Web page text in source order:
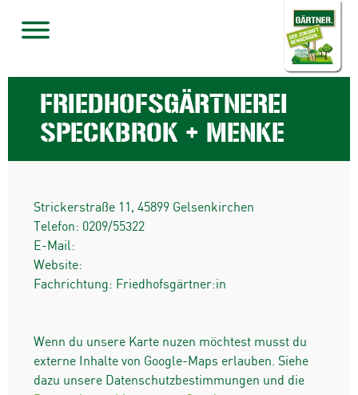
FRIEDHOFSGÄRTNEREI
SPECKBROK + MENKE
Strickerstraße 11 , 45899 Gelsenkirchen
Telefon: 0209/55322
E-Mail:
Website:
Fachrichtung: Friedhofsgärtner:in
Wenn du unsere Karte nuzen möchtest musst du
externe Inhalte von Google-Maps erlauben. Siehe
dazu unsere Datenschutzbestimmungen und die